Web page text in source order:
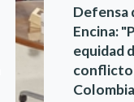
Defensa
Encina:
equidad
conflicto